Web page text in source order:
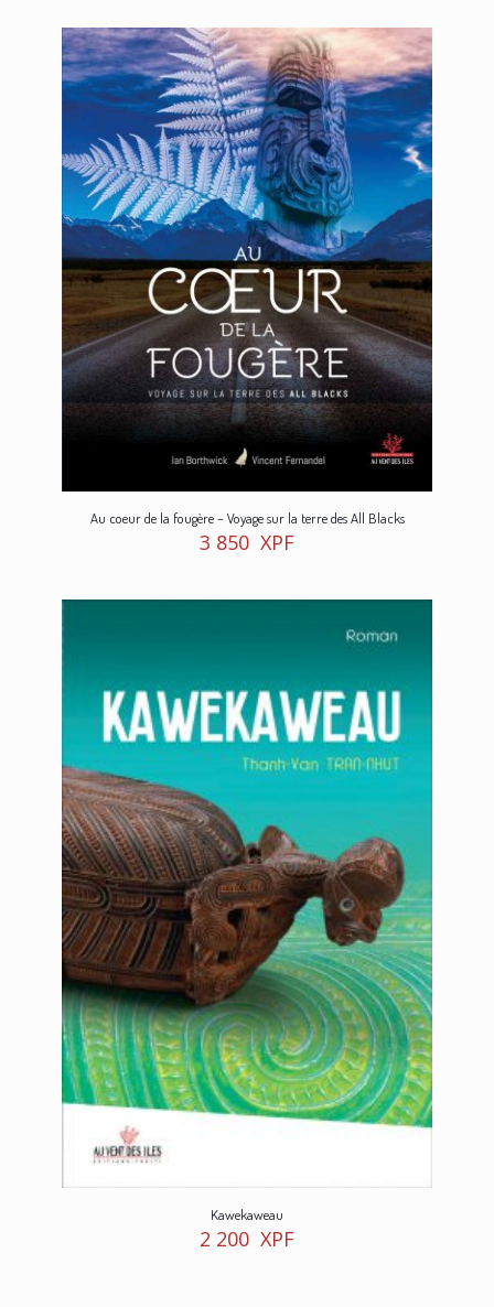
Au coeur de la fougère – Voyage sur la terre des All Blacks
3 850 XPF
Kawekaweau
2 200 XPF